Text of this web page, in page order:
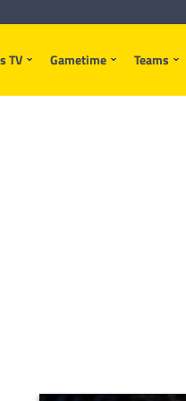
TV Gametime Teams